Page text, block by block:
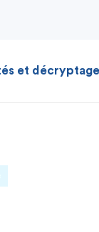
et